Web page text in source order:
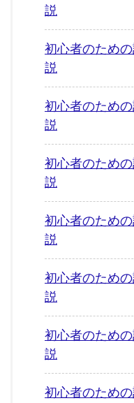
説
初心者のため
説
初心者のため
説
初心者のため
説
初心者のため
説
初心者のため
説
初心者のため
説
初心者のため